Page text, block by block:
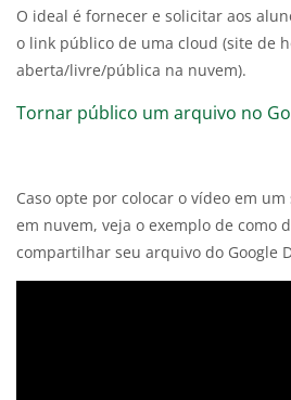
O ideal é fornecer e solicitar aos
o link público de uma cloud (site de
aberta/livre/pública na nuvem).
Tornar público um arquivo no
Caso opte por colocar o vídeo em
em nuvem, veja o exemplo de como
compartilhar seu arquivo do Google